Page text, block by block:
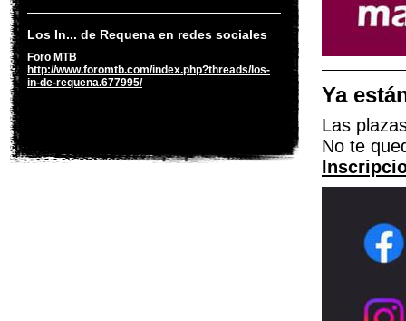
Ya
Las
No te
Los In... de Requena en redes sociales
Foro MTB
http://www.foromtb.com/index.php?threads/los-
in-de-requena.677995/